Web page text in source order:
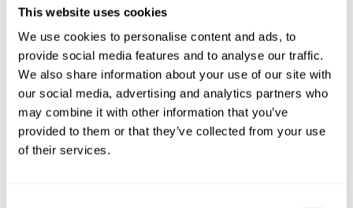
This website uses cookies
We use cookies to personalise content and ads, to
provide social media features and to analyse our traffic.
We also share information about your use of our site with
our social media, advertising and analytics partners who
may combine it with other information that you’ve
provided to them or that they’ve collected from your use
of their services.
Domicilio en Piedecuesta.
¿Qué incluye un servicio de Chef a Domicilio en
Piedecuesta?
¿Cuánto cuesta un Chef a Domicilio en Piedecuesta?